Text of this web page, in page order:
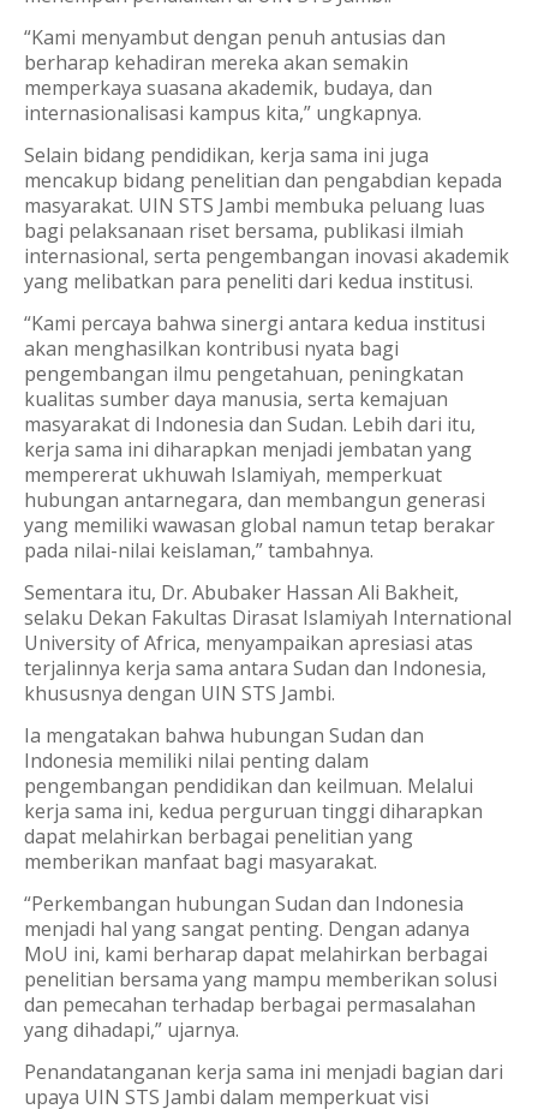
“Kami menyambut dengan penuh antusias dan
berharap kehadiran mereka akan semakin
memperkaya suasana akademik, budaya, dan
internasionalisasi kampus kita,” ungkapnya.
Selain bidang pendidikan, kerja sama ini juga
mencakup bidang penelitian dan pengabdian kepada
masyarakat. UIN STS Jambi membuka peluang luas
bagi pelaksanaan riset bersama, publikasi ilmiah
internasional, serta pengembangan inovasi akademik
yang melibatkan para peneliti dari kedua institusi.
“Kami percaya bahwa sinergi antara kedua institusi
akan menghasilkan kontribusi nyata bagi
pengembangan ilmu pengetahuan, peningkatan
kualitas sumber daya manusia, serta kemajuan
masyarakat di Indonesia dan Sudan. Lebih dari itu,
kerja sama ini diharapkan menjadi jembatan yang
mempererat ukhuwah Islamiyah, memperkuat
hubungan antarnegara, dan membangun generasi
yang memiliki wawasan global namun tetap berakar
pada nilai-nilai keislaman,” tambahnya.
Sementara itu, Dr. Abubaker Hassan Ali Bakheit,
selaku Dekan Fakultas Dirasat Islamiyah International
University of Africa, menyampaikan apresiasi atas
terjalinnya kerja sama antara Sudan dan Indonesia,
khususnya dengan UIN STS Jambi.
Ia mengatakan bahwa hubungan Sudan dan
Indonesia memiliki nilai penting dalam
pengembangan pendidikan dan keilmuan. Melalui
kerja sama ini, kedua perguruan tinggi diharapkan
dapat melahirkan berbagai penelitian yang
memberikan manfaat bagi masyarakat.
“Perkembangan hubungan Sudan dan Indonesia
menjadi hal yang sangat penting. Dengan adanya
MoU ini, kami berharap dapat melahirkan berbagai
penelitian bersama yang mampu memberikan solusi
dan pemecahan terhadap berbagai permasalahan
yang dihadapi,” ujarnya.
Penandatanganan kerja sama ini menjadi bagian dari
upaya UIN STS Jambi dalam memperkuat visi